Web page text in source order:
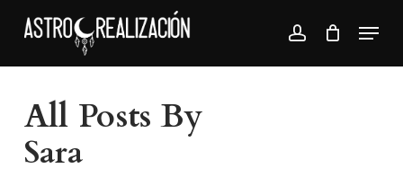
account
Menu
All Posts By
Sara